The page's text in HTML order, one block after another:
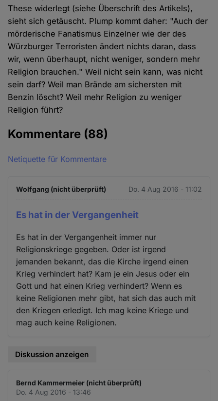
These widerlegt (siehe Überschrift des Artikels),
sieht sich getäuscht. Plump kommt daher: "Auch der
mörderische Fanatismus Einzelner wie der des
Würzburger Terroristen ändert nichts daran, dass
wir, wenn überhaupt, nicht weniger, sondern mehr
Religion brauchen." Weil nicht sein kann, was nicht
sein darf? Weil man Brände am sichersten mit
Benzin löscht? Weil mehr Religion zu weniger
Religion führt?
Kommentare (88)
Netiquette für Kommentare
Wolfgang (nicht überprüft) Do. 4 Aug 2016 - 11:02
Es hat in der Vergangenheit
Es hat in der Vergangenheit immer nur
Religionskriege gegeben. Oder ist irgend
jemanden bekannt, das die Kirche irgend einen
Krieg verhindert hat? Kam je ein Jesus oder ein
Gott und hat einen Krieg verhindert? Wenn es
keine Religionen mehr gibt, hat sich das auch mit
den Kriegen erledigt. Ich mag keine Kriege und
mag auch keine Religionen.
Diskussion anzeigen
Bernd Kammermeier (nicht überprüft)
Do. 4 Aug 2016 - 13:46